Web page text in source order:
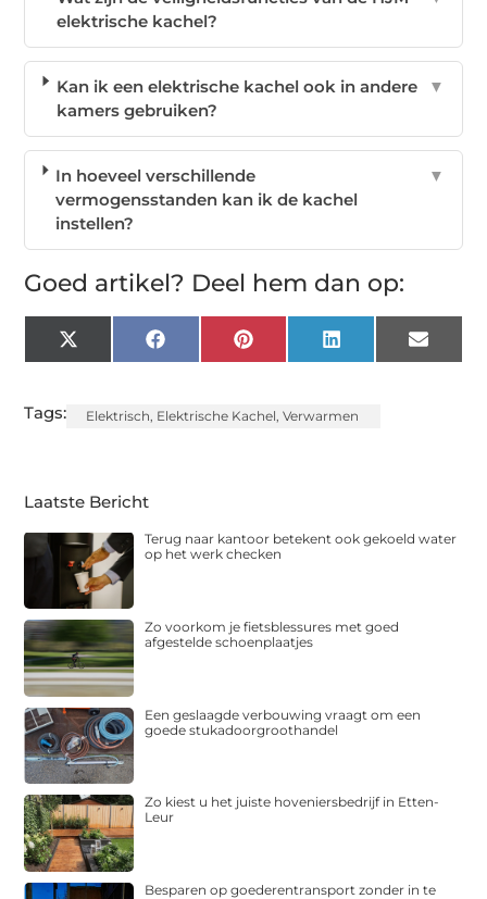
elektrische kachel?
Kan ik een elektrische kachel ook in andere
kamers gebruiken?
▼
In hoeveel verschillende
vermogensstanden kan ik de kachel
instellen?
▼
Goed artikel? Deel hem dan op:
X
(Twitter)
FacebookPinterest LinkedIn Email
Tags: Elektrisch, Elektrische Kachel,Verwarmen
Laatste Bericht
Terug naar kantoor betekent ook gekoeld water
op het werk checken
Zo voorkom je fietsblessures met goed
afgestelde schoenplaatjes
Een geslaagde verbouwing vraagt om een
goede stukadoorgroothandel
Zo kiest u het juiste hoveniersbedrijf in Etten-
Leur
Besparen op goederentransport zonder in te